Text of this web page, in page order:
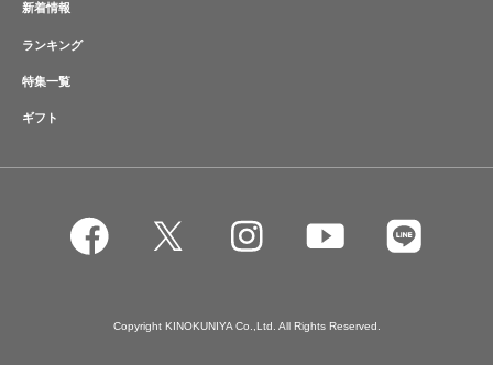
新着情報
ランキング
特集一覧
ギフト
Copyright KINOKUNIYA Co.,Ltd. All Rights Reserved.